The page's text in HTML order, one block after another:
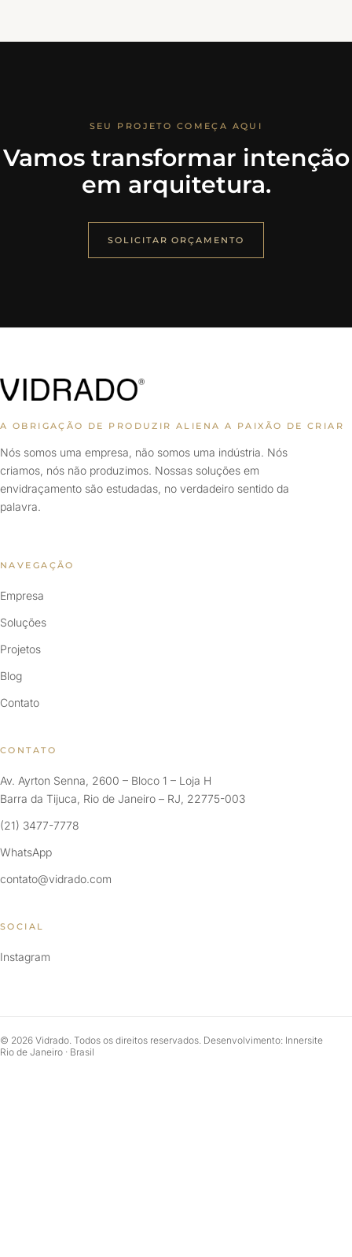
SEU PROJETO COMEÇA AQUI
Vamos transformar intenção
em arquitetura.
SOLICITAR ORÇAMENTO
A OBRIGAÇÃO DE PRODUZIR ALIENA A PAIXÃO DE CRIAR
Nós somos uma empresa, não somos uma indústria. Nós
criamos, nós não produzimos. Nossas soluções em
envidraçamento são estudadas, no verdadeiro sentido da
palavra.
NAVEGAÇÃO
Empresa
Soluções
Projetos
Blog
Contato
CONTATO
Av. Ayrton Senna, 2600 – Bloco 1 – Loja H
Barra da Tijuca, Rio de Janeiro – RJ, 22775-003
(21) 3477-7778
WhatsApp
contato@vidrado.com
SOCIAL
Instagram
© 2026 Vidrado. Todos os direitos reservados. Desenvolvimento: Innersite
Rio de Janeiro · Brasil